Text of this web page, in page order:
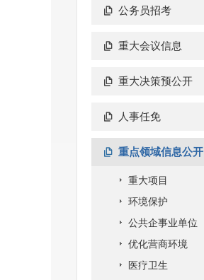
公务员招考
重大会议信息
重大决策预公开
人事任免
重点领域信息公开
重大项目
环境保护
公共企事业单位
优化营商环境
医疗卫生